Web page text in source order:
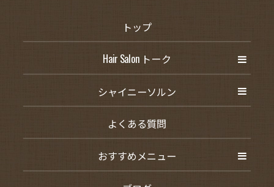
トップ
Hair Salon トーク
シャイニーソルン
よくある質問
おすすめメニュー